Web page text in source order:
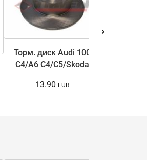
Торм. диск Audi 100
C4/A6 C4/C5/Skoda
B5/B5.5 1.6-3.7 90-08
13.90